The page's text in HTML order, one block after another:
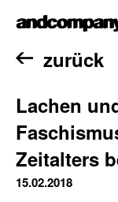
Inhalt
Homezurück
Lachen
Zeitalters
15.02.2018